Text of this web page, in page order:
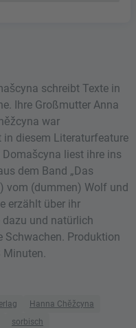
schreibt Texte in
Ihre Großmutter Anna
war
in diesem Literaturfeature
liest ihre ins
dem Band „Das
vom (dummen) Wolf und
erzählt über ihr
dazu und natürlich
Schwachen. Produktion
Hanna Chěžcyna
sorbisch